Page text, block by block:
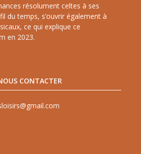
résolument celtes à ses
du temps, s’ouvrir également à
ce qui explique ce
en 2023.
CONTACTER